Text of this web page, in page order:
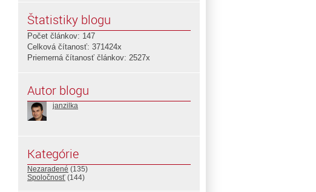
Štatistiky blogu
Počet článkov: 147
Celková čítanosť: 371424x
Priemerná čítanosť článkov: 2527x
Autor blogu
janzilka
Kategórie
Nezaradené (135)
Spoločnosť (144)